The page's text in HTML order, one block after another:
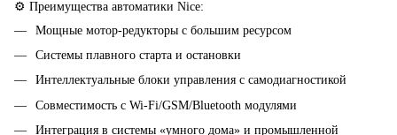
⚙️ Преимущества автоматики Nice:
Мощные мотор-редукторы с большим ресурсом
Системы плавного старта и остановки
Интеллектуальные блоки управления с самодиагностикой
Совместимость с Wi-Fi/GSM/Bluetooth модулями
Интеграция в системы «умного дома» и промышленной